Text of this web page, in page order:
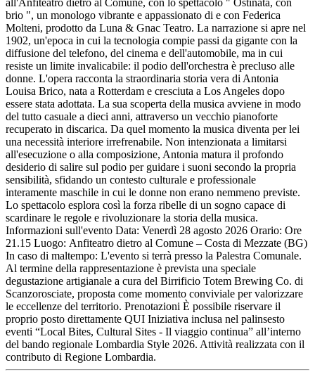
all'Anfiteatro dietro al Comune, con lo spettacolo " Ostinata, con
brio ", un monologo vibrante e appassionato di e con Federica
Molteni, prodotto da Luna & Gnac Teatro. La narrazione si apre nel
1902, un'epoca in cui la tecnologia compie passi da gigante con la
diffusione del telefono, del cinema e dell'automobile, ma in cui
resiste un limite invalicabile: il podio dell'orchestra è precluso alle
donne. L'opera racconta la straordinaria storia vera di Antonia
Louisa Brico, nata a Rotterdam e cresciuta a Los Angeles dopo
essere stata adottata. La sua scoperta della musica avviene in modo
del tutto casuale a dieci anni, attraverso un vecchio pianoforte
recuperato in discarica. Da quel momento la musica diventa per lei
una necessità interiore irrefrenabile. Non intenzionata a limitarsi
all'esecuzione o alla composizione, Antonia matura il profondo
desiderio di salire sul podio per guidare i suoni secondo la propria
sensibilità, sfidando un contesto culturale e professionale
interamente maschile in cui le donne non erano nemmeno previste.
Lo spettacolo esplora così la forza ribelle di un sogno capace di
scardinare le regole e rivoluzionare la storia della musica.
Informazioni sull'evento Data: Venerdì 28 agosto 2026 Orario: Ore
21.15 Luogo: Anfiteatro dietro al Comune – Costa di Mezzate (BG)
In caso di maltempo: L'evento si terrà presso la Palestra Comunale.
Al termine della rappresentazione è prevista una speciale
degustazione artigianale a cura del Birrificio Totem Brewing Co. di
Scanzorosciate, proposta come momento conviviale per valorizzare
le eccellenze del territorio. Prenotazioni È possibile riservare il
proprio posto direttamente QUI Iniziativa inclusa nel palinsesto
eventi “Local Bites, Cultural Sites - Il viaggio continua” all’interno
del bando regionale Lombardia Style 2026. Attività realizzata con il
contributo di Regione Lombardia.